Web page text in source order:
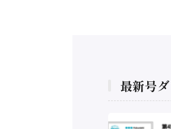
最新号